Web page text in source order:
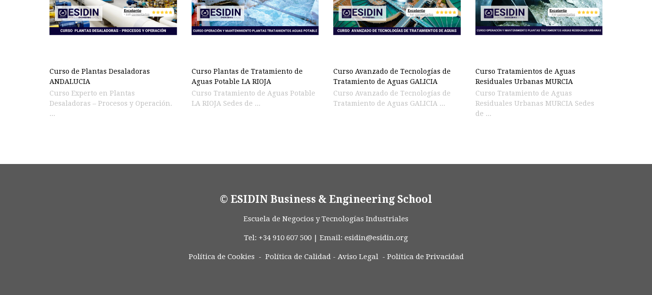
Curso de Plantas Desaladoras
ANDALUCIA
Curso Experto en Plantas
Desaladoras – Procesos y Operación.
...
Curso Plantas de Tratamiento de
Aguas Potable LA RIOJA
Curso Tratamiento de Aguas Potable
LA RIOJA Sedes de ...
Curso Avanzado de Tecnologías de
Tratamiento de Aguas GALICIA
Curso Avanzado de Tecnologías de
Tratamiento de Aguas GALICIA ...
Curso Tratamientos de Aguas
Residuales Urbanas MURCIA
Curso Tratamiento de Aguas
Residuales Urbanas MURCIA Sedes
de ...
© ESIDIN Business & Engineering School
Escuela de Negocios y Tecnologías Industriales
Tel: +34 910 607 500 | Email: esidin@esidin.org
Política de Cookies - Política de Calidad- Aviso Legal- Política de Privacidad